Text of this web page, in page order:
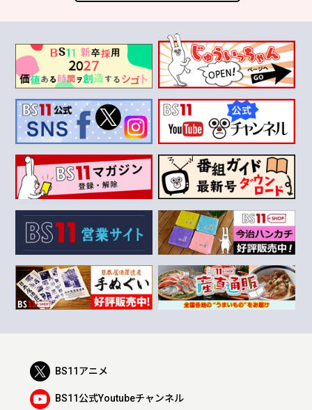
BS11アニメ
BS11公式Youtubeチャンネル